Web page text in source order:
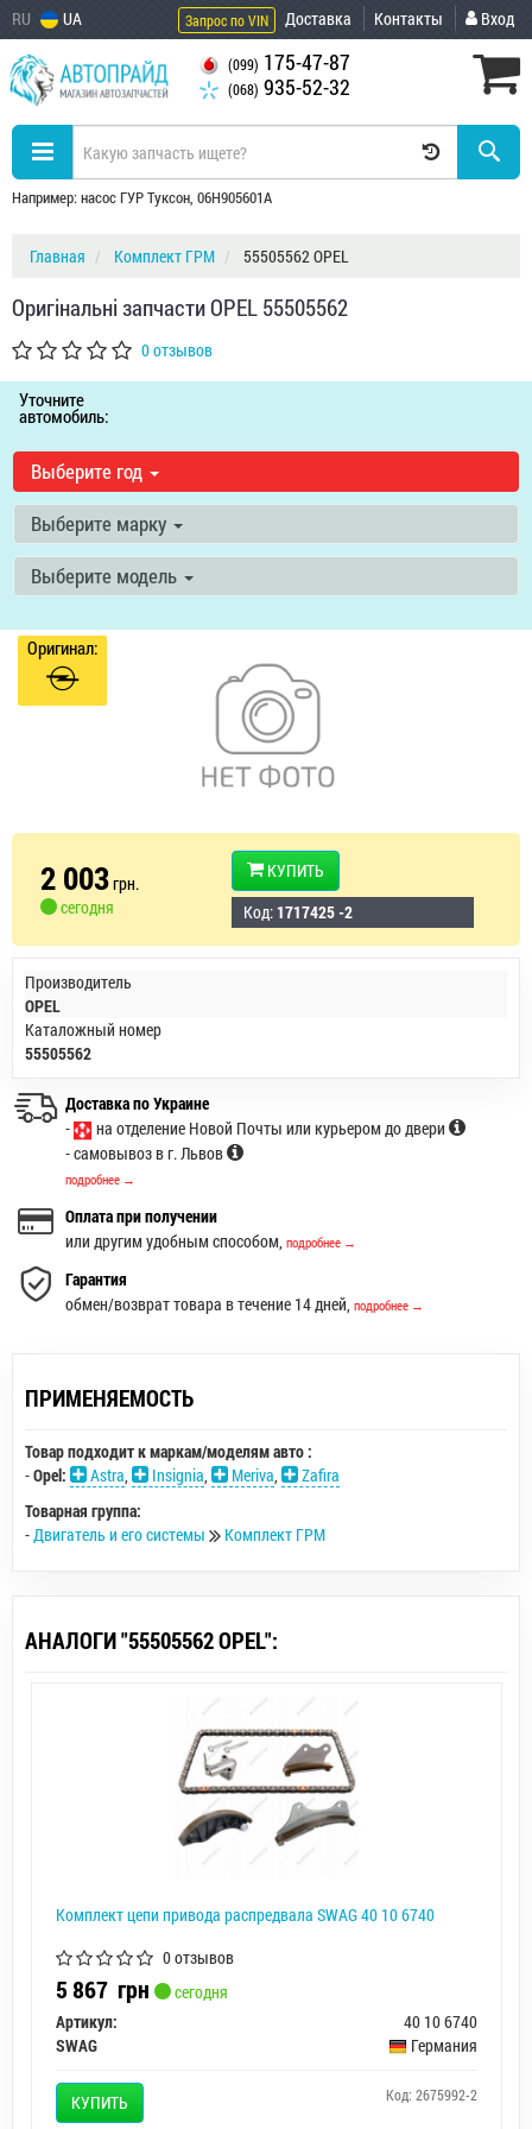
RU UA Запрос по VIN Доставка Контакты Вход
(099) 175-47-87
(068) 935-52-32
Например: насос ГУР Туксон, 06H905601A
Главная Комплект ГРМ 55505562 OPEL
Оригінальні запчасти OPEL 55505562
0 отзывов
Уточните
автомобиль:
Выберите год
Выберите марку
Выберите модель
Оригинал:
2 003грн.
сегодня
КУПИТЬ
Код: 1717425 -2
Производитель
OPEL
Каталожный номер
55505562
Доставка по Украине
-
на отделение Новой Почты или курьером до двери
- самовывоз в г. Львов
подробнее →
Оплата при получении
или другим удобным способом, подробнее →
Гарантия
обмен/возврат товара в течение 14 дней, подробнее →
ПРИМЕНЯЕМОСТЬ
Товар подходит к маркам/моделям авто :
-Opel: Astra, Insignia, Meriva,
Zafira
Товарная группа:
-Двигатель и его системы Комплект ГРМ
АНАЛОГИ "55505562 OPEL":
Комплект цепи привода распредвала SWAG 40 10 6740
0 отзывов
5 867 грн
сегодня
Артикул:
40 10 6740
SWAG
Германия
КУПИТЬ Код: 2675992-2